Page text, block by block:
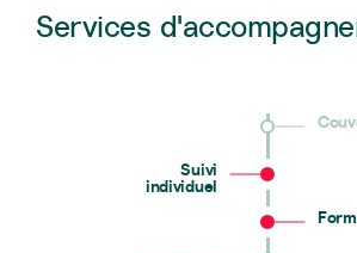
Services
Suivi
individuel